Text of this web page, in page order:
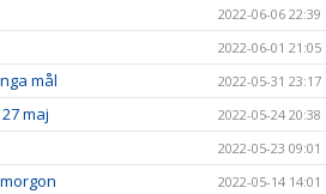
2022-06-06 22:39
2022-06-01 21:05
mål 2022-05-31 23:17
maj 2022-05-24 20:38
2022-05-23 09:01
2022-05-14 14:01